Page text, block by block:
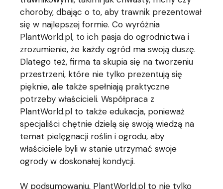
choroby, dbając o to, aby trawnik prezentował
się w najlepszej formie. Co wyróżnia
PlantWorld.pl, to ich pasja do ogrodnictwa i
zrozumienie, że każdy ogród ma swoją duszę.
Dlatego też, firma ta skupia się na tworzeniu
przestrzeni, które nie tylko prezentują się
pięknie, ale także spełniają praktyczne
potrzeby właścicieli. Współpraca z
PlantWorld.pl to także edukacja, ponieważ
specjaliści chętnie dzielą się swoją wiedzą na
temat pielęgnacji roślin i ogrodu, aby
właściciele byli w stanie utrzymać swoje
ogrody w doskonałej kondycji.
W podsumowaniu, PlantWorld.pl to nie tylko